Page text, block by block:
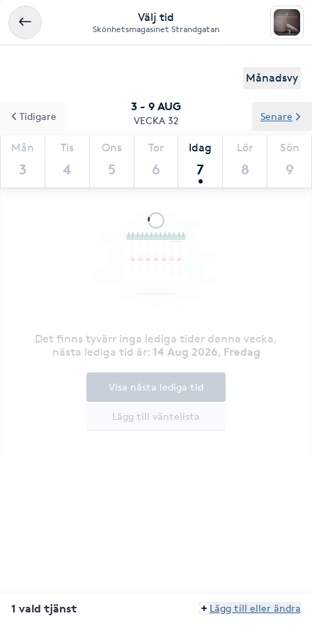
Välj tid
Skönhetsmagasinet Strandgatan
Månadsvy
3 - 9 AUG
VECKA 32
Mån
3
Tis
4
Ons
5
Tor
6
Idag
7
Lör
8
Sön
9
Tidigare Senare
Det finns tyvärr inga lediga tider denna vecka,
nästa lediga tid är: 14 Aug 2026, Fredag
Lägg till väntelista
Visa nästa lediga tid
1 vald tjänst Lägg till eller ändra